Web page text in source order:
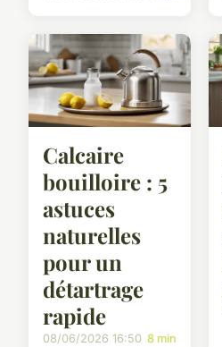
Calcaire
bouilloire : 5
astuces
naturelles
pour un
détartrage
rapide
08/06/2026 16:50 8 min